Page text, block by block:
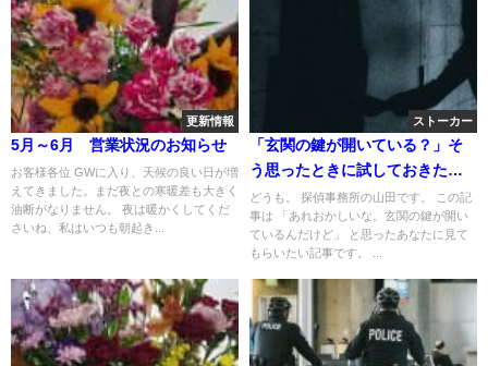
更新情報
5月～6月 営業状況のお知らせ
お客様各位 GWに入り、天候の良い日が増
えてきました。まだ夜との寒暖差も大きく
油断がなりません。 夜は暖かくしてくだ
さいね、私はいつも朝起き...
ストーカー
「玄関の鍵が開いている？」そ
う思ったときに試しておきたい
こと
どうも。 探偵事務所の山田です。 この記
事は 「あれおかしいな。玄関の鍵が開い
ているんだけど」 と思ったあなたに見て
もらいたい記事です。 ...